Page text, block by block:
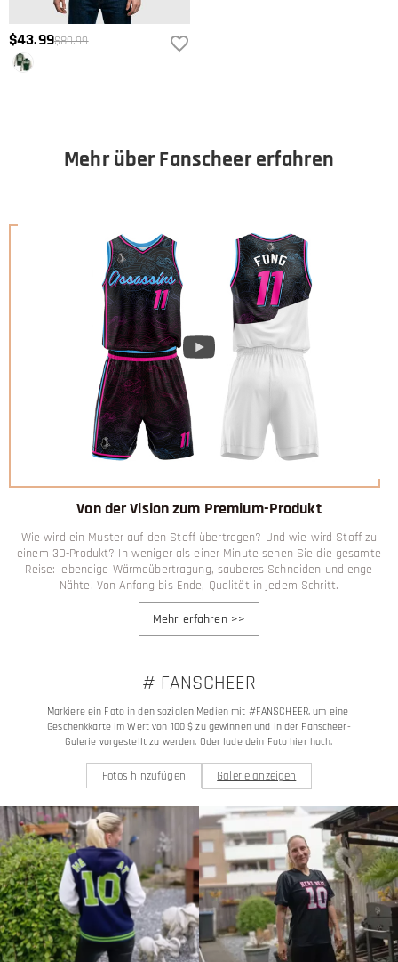
$43.99$89.99
Mehr über Fanscheer erfahren
Von der Vision zum Premium-Produkt
Wie wird ein Muster auf den Stoff übertragen? Und wie wird Stoff zu
einem 3D-Produkt? In weniger als einer Minute sehen Sie die gesamte
Reise: lebendige Wärmeübertragung, sauberes Schneiden und enge
Nähte. Von Anfang bis Ende, Qualität in jedem Schritt.
Mehr erfahren>>
# FANSCHEER
Markiere ein Foto in den sozialen Medien mit #FANSCHEER, um eine
Geschenkkarte im Wert von 100 $ zu gewinnen und in der Fanscheer-
Galerie vorgestellt zu werden. Oder lade dein Foto hier hoch.
Fotos hinzufügen Galerie anzeigen